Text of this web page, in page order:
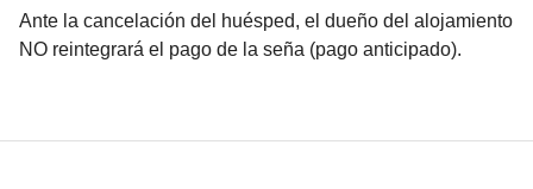
Ante la cancelación del huésped, el dueño del alojamiento
NO reintegrará el pago de la seña (pago anticipado).